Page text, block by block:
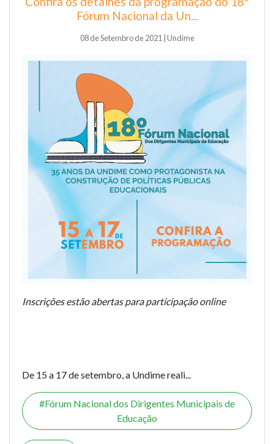
Fórum Nacional da Un...
08 de Setembro de 2021 | Undime
Inscrições estão abertas para participação online
De 15 a 17 de setembro, a Undime reali...
Fórum Nacional dos Dirigentes Municipais de
Educação